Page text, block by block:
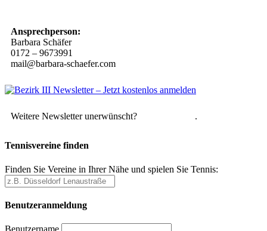
Ansprechperson:
Barbara Schäfer
0172 – 9673991
mail@barbara-schaefer.com
Weitere Newsletter unerwünscht? .
Tennisvereine finden
Finden Sie Vereine in Ihrer Nähe und spielen Sie Tennis:
Benutzeranmeldung